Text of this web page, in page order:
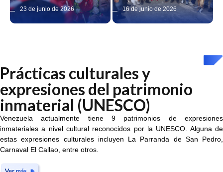
23 de junio de 2026 16 de junio de 2026
Prácticas culturales y
expresiones del patrimonio
inmaterial (UNESCO)
Venezuela actualmente tiene 9 patrimonios de expresiones
inmateriales a nivel cultural reconocidos por la UNESCO. Alguna de
estas expresiones culturales incluyen La Parranda de San Pedro,
Carnaval El Callao, entre otros.